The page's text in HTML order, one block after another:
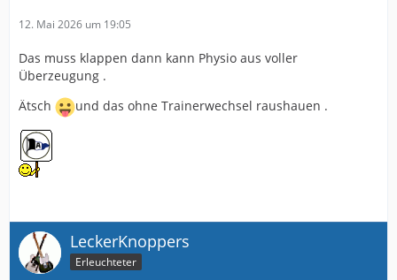
12. Mai 2026 um 19:05
Das muss klappen dann kann Physio aus voller
Überzeugung .
Ätsch
und das ohne Trainerwechsel raushauen .
LeckerKnoppers
Erleuchteter